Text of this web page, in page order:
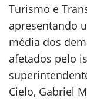
Turismo e
apresentando
média dos
afetados pelo
Cielo, Gabriel